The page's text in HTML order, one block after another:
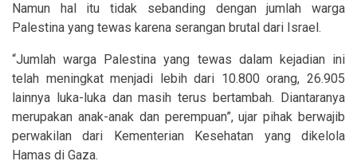
Namun hal itu tidak sebanding dengan jumlah warga
Palestina yang tewas karena serangan brutal dari Israel.
“Jumlah warga Palestina yang tewas dalam kejadian ini
telah meningkat menjadi lebih dari 10.800 orang, 26.905
lainnya luka-luka dan masih terus bertambah. Diantaranya
merupakan anak-anak dan perempuan”, ujar pihak berwajib
perwakilan dari Kementerian Kesehatan yang dikelola
Hamas di Gaza.